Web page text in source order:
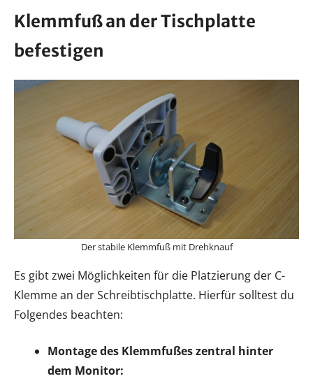
Klemmfuß an der Tischplatte
befestigen
Der stabile Klemmfuß mit Drehknauf
Es gibt zwei Möglichkeiten für die Platzierung der C-
Klemme an der Schreibtischplatte. Hierfür solltest du
Folgendes beachten:
Montage des Klemmfußes zentral hinter
dem Monitor: